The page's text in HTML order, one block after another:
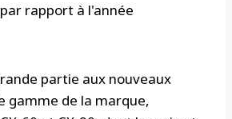
rapport à l'année
partie aux nouveaux
gamme de la marque,